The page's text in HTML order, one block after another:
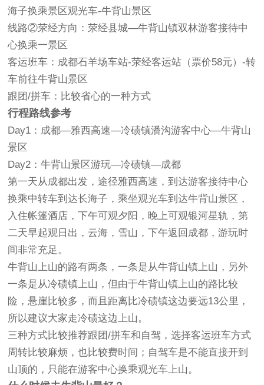
海子换乘景区观光车-牛背山景区
线路②荥经方向：荥经县城—牛背山镇双林游客接待中
心换乘一景区
客运班车：成都石羊场车站-荥经客运站（票价58元）-转
车前往牛背山景区
跟团/拼车：比较省心的一种方式
行程路线参考
Day1：成都—雅西高速—冷碛镇潘沟游客中心—牛背山
景区
Day2：牛背山景区游玩—冷碛镇—成都
第一天从成都出发，途径雅西高速，到达游客接待中心
换乘中转车到达长海子，乘坐观光车到达牛背山景区，
入住帐篷酒店，下午可观夕阳，晚上可观银河星轨，第
二天早起观日出，云海，雪山，下午返回成都，游玩时
间非常充足。
牛背山上山的路有两条，一条是从牛背山镇上山，另外
一条是从冷碛镇上山，但由于牛背山镇上山的路比较
险，悬崖比较多，而且距离比冷碛镇这边要远13公里，
所以建议大家走冷碛这边上山。
三种方式比较推荐跟团/拼车和自驾，选择客运班车方式
周转比较麻烦，也比较费时间；自驾车是不能直接开到
山顶的，只能在游客中心换乘观光车上山。